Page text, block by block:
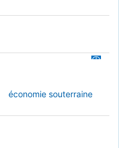
économie souterraine